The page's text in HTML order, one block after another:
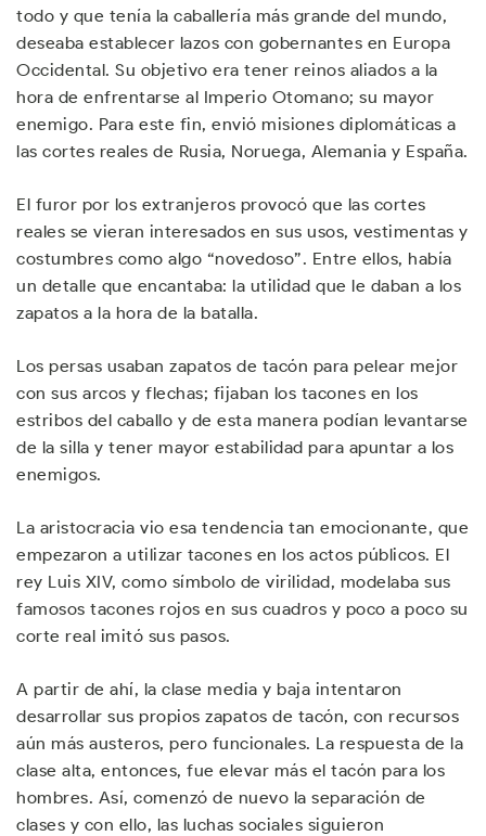
todo y que tenía la caballería más grande del mundo,
deseaba establecer lazos con gobernantes en Europa
Occidental. Su objetivo era tener reinos aliados a la
hora de enfrentarse al Imperio Otomano; su mayor
enemigo. Para este fin, envió misiones diplomáticas a
las cortes reales de Rusia, Noruega, Alemania y España.
El furor por los extranjeros provocó que las cortes
reales se vieran interesados en sus usos, vestimentas y
costumbres como algo “novedoso”. Entre ellos, había
un detalle que encantaba: la utilidad que le daban a los
zapatos a la hora de la batalla.
Los persas usaban zapatos de tacón para pelear mejor
con sus arcos y flechas; fijaban los tacones en los
estribos del caballo y de esta manera podían levantarse
de la silla y tener mayor estabilidad para apuntar a los
enemigos.
La aristocracia vio esa tendencia tan emocionante, que
empezaron a utilizar tacones en los actos públicos. El
rey Luis XIV, como símbolo de virilidad, modelaba sus
famosos tacones rojos en sus cuadros y poco a poco su
corte real imitó sus pasos.
A partir de ahí, la clase media y baja intentaron
desarrollar sus propios zapatos de tacón, con recursos
aún más austeros, pero funcionales. La respuesta de la
clase alta, entonces, fue elevar más el tacón para los
hombres. Así, comenzó de nuevo la separación de
clases y con ello, las luchas sociales siguieron